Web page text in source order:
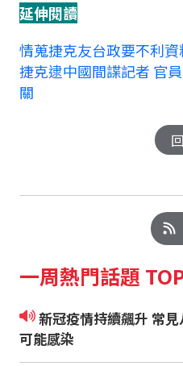
延伸閱讀
情蒐捷克友台政要不利
捷克逮中國間諜記者 官
關
一周熱門話題
新冠疫情持續飆升 常見八大症狀 沒發燒也
可能感染